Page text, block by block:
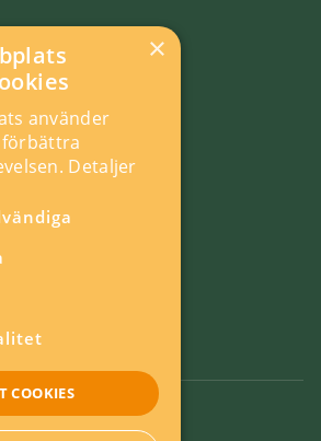
Om kakor
×
använder
Detaljer
COOKIES